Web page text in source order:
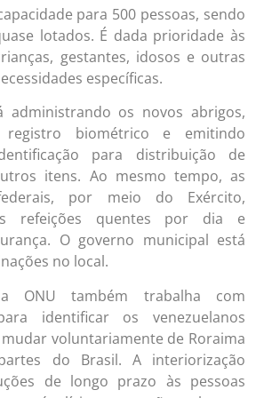
para 500 pessoas, sendo
lotados. É dada prioridade às
gestantes, idosos e outras
específicas.
administrando os novos abrigos,
biométrico e emitindo
para distribuição de
itens. Ao mesmo tempo, as
por meio do Exército,
refeições quentes por dia e
O governo municipal está
no local.
ONU também trabalha com
identificar os venezuelanos
voluntariamente de Roraima
do Brasil. A interiorização
de longo prazo às pessoas